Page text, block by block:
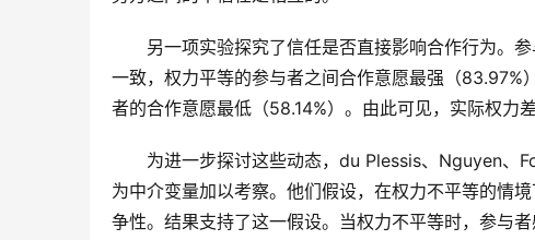
另一项实验探究了信任是否直接影响合作行为。
一致，权力平等的参与者之间合作意愿最强（
者的合作意愿最低（58.14%）。由此可见，实际权力
为进一步探讨这些动态，du Plessis、Nguyen、
为中介变量加以考察。他们假设，在权力不平等的情
争性。结果支持了这一假设。当权力不平等时，参与